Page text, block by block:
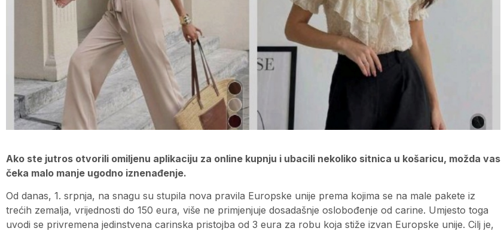
Ako ste jutros otvorili omiljenu aplikaciju za online kupnju i ubacili nekoliko sitnica u košaricu, možda vas
čeka malo manje ugodno iznenađenje.
Od danas, 1. srpnja, na snagu su stupila nova pravila Europske unije prema kojima se na male pakete iz
trećih zemalja, vrijednosti do 150 eura, više ne primjenjuje dosadašnje oslobođenje od carine. Umjesto toga
uvodi se privremena jedinstvena carinska pristojba od 3 eura za robu koja stiže izvan Europske unije. Cilj je,